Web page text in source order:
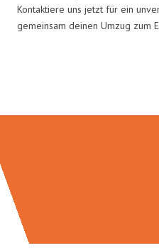
Kontaktiere uns jetzt für ein
gemeinsam deinen Umzug zum